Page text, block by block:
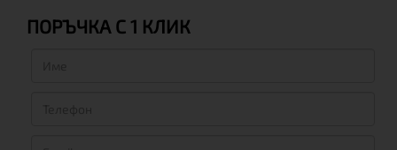
ПОРЪЧКА С 1 КЛИК